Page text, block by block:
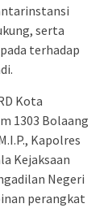
serta
terhadap
Kota
1303 Bolaang
Kapolres
Kejaksaan
Negeri
perangkat